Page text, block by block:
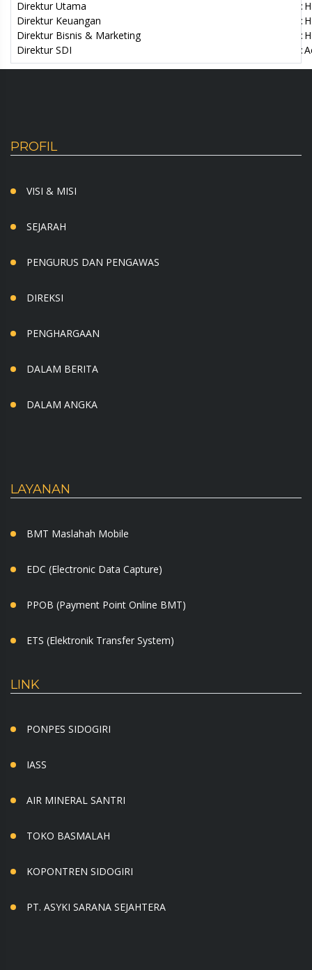
Direktur Utama :
Direktur Keuangan
:
Direktur Bisnis & Marketing
:
Direktur SDI
:
PROFIL
VISI & MISI
SEJARAH
PENGURUS DAN PENGAWAS
DIREKSI
PENGHARGAAN
DALAM BERITA
DALAM ANGKA
LAYANAN
BMT Maslahah Mobile
EDC (Electronic Data Capture)
PPOB (Payment Point Online BMT)
ETS (Elektronik Transfer System)
LINK
PONPES SIDOGIRI
IASS
AIR MINERAL SANTRI
TOKO BASMALAH
KOPONTREN SIDOGIRI
PT. ASYKI SARANA SEJAHTERA